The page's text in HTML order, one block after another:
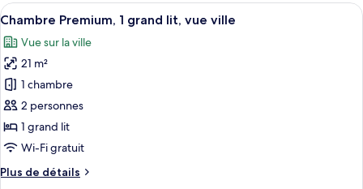
Afficher
toutes
les
photos
pour
ce
type
de
chambre :
Chambre
Un paysage urbain avec des
9
Chambre Premium, 1 grand lit, vue ville
Vue sur la ville
21 m²
1 chambre
2 personnes
1 grand lit
Wi-Fi gratuit
Plus de détails
Plus